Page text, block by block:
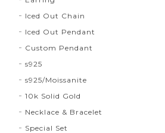
Iced Out Chain
Iced Out Pendant
Custom Pendant
s925
s925/Moissanite
10k Solid Gold
Necklace & Bracelet
Special Set